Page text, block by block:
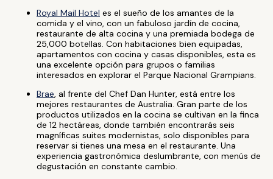
Royal Mail Hotel es el sueño de los amantes de la
comida y el vino, con un fabuloso jardín de cocina,
restaurante de alta cocina y una premiada bodega de
25,000 botellas. Con habitaciones bien equipadas,
apartamentos con cocina y casas disponibles, esta es
una excelente opción para grupos o familias
interesados en explorar el Parque Nacional Grampians.
Brae, al frente del Chef Dan Hunter, está entre los
mejores restaurantes de Australia. Gran parte de los
productos utilizados en la cocina se cultivan en la finca
de 12 hectáreas, donde también encontrarás seis
magníficas suites modernistas, solo disponibles para
reservar si tienes una mesa en el restaurante. Una
experiencia gastronómica deslumbrante, con menús de
degustación en constante cambio.